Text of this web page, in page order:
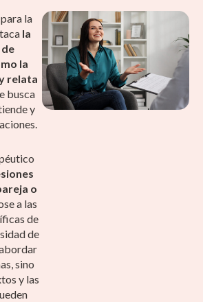
la
la
la
relata
busca
y
o
a las
de
de
sino
y las